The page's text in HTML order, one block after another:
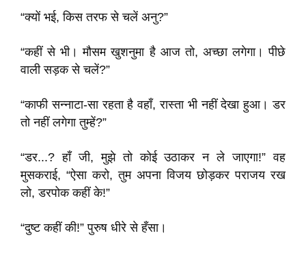
“क्यों भई, किस तरफ से चलें अनु?”
“कहीं से भी। मौसम खुशनुमा है आज तो, अच्छा लगेगा। पीछे
वाली सड़क से चलें?”
“काफी सन्नाटा-सा रहता है वहाँ, रास्ता भी नहीं देखा हुआ। डर
तो नहीं लगेगा तुम्हें?”
“डर...? हाँ जी, मुझे तो कोई उठाकर न ले जाएगा!” वह
मुसकराई, “ऐसा करो, तुम अपना विजय छोड़कर पराजय रख
लो, डरपोक कहीं के!”
“दुष्ट कहीं की!” पुरुष धीरे से हँसा।